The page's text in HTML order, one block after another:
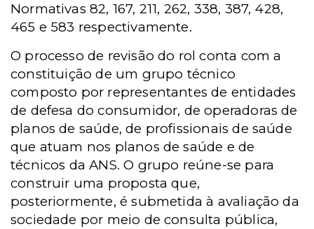
Normativas 82, 167, 211, 262, 338, 387, 428,
465 e 583 respectivamente.
O processo de revisão do rol conta com a
constituição de um grupo técnico
composto por representantes de entidades
de defesa do consumidor, de operadoras de
planos de saúde, de profissionais de saúde
que atuam nos planos de saúde e de
técnicos da ANS. O grupo reúne-se para
construir uma proposta que,
posteriormente, é submetida à avaliação da
sociedade por meio de consulta pública,